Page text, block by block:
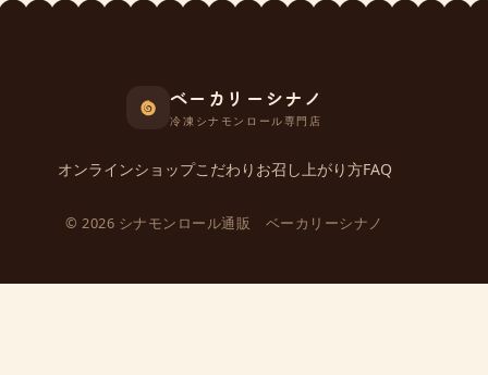
ベーカリーシナノ
冷凍シナモンロール専門店
オンラインショップこだわり お召し上がり方FAQ
© 2026 シナモンロール通販 ベーカリーシナノ